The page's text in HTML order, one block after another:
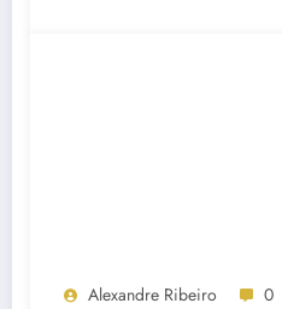
Alexandre Ribeiro 0